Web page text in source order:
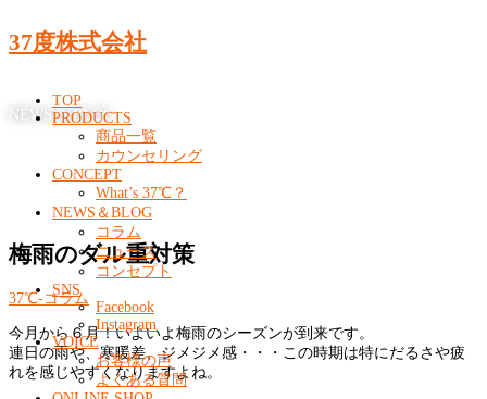
37度株式会社
TOP
PRODUCTS
商品一覧
カウンセリング
CONCEPT
What’s 37℃？
NEWS＆BLOG
コラム
ニュース
コンセプト
SNS
Facebook
Instagram
VOICE
お客様の声
よくある質問
NEWS & BLOG
梅雨のダル重対策
37℃-コラム
今月から６月！いよいよ梅雨のシーズンが到来です。
連日の雨や、寒暖差、ジメジメ感・・・この時期は特にだるさや疲
れを感じやすくなりますよね。